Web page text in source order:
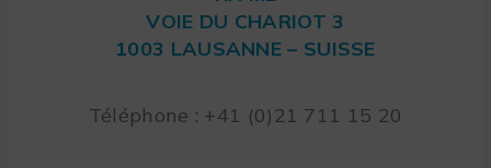
VOIE DU CHARIOT 3
1003 LAUSANNE – SUISSE
Téléphone : +41 (0)21 711 15 20